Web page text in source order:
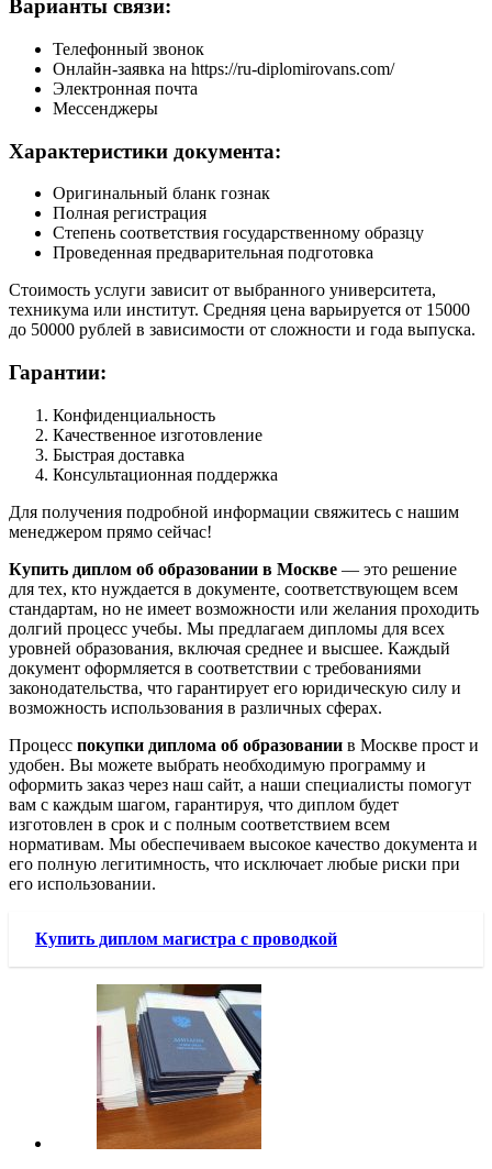
Варианты связи:
Телефонный звонок
Онлайн-заявка на https://ru-diplomirovans.com/
Электронная почта
Мессенджеры
Характеристики документа:
Оригинальный бланк гознак
Полная регистрация
Степень соответствия государственному образцу
Проведенная предварительная подготовка
Стоимость услуги зависит от выбранного университета,
техникума или институт. Средняя цена варьируется от 15000
до 50000 рублей в зависимости от сложности и года выпуска.
Гарантии:
Конфиденциальность
Качественное изготовление
Быстрая доставка
Консультационная поддержка
Для получения подробной информации свяжитесь с нашим
менеджером прямо сейчас!
Купить диплом об образовании в Москве — это решение
для тех, кто нуждается в документе, соответствующем всем
стандартам, но не имеет возможности или желания проходить
долгий процесс учебы. Мы предлагаем дипломы для всех
уровней образования, включая среднее и высшее. Каждый
документ оформляется в соответствии с требованиями
законодательства, что гарантирует его юридическую силу и
возможность использования в различных сферах.
Процесс покупки диплома об образовании в Москве прост и
удобен. Вы можете выбрать необходимую программу и
оформить заказ через наш сайт, а наши специалисты помогут
вам с каждым шагом, гарантируя, что диплом будет
изготовлен в срок и с полным соответствием всем
нормативам. Мы обеспечиваем высокое качество документа и
его полную легитимность, что исключает любые риски при
его использовании.
Купить диплом магистра с проводкой